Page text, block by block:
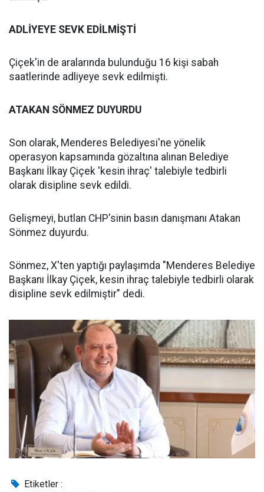
ADLİYEYE SEVK EDİLMİŞTİ
Çiçek'in de aralarında bulunduğu 16 kişi sabah
saatlerinde adliyeye sevk edilmişti.
ATAKAN SÖNMEZ DUYURDU
Son olarak, Menderes Belediyesi'ne yönelik
operasyon kapsamında gözaltına alınan Belediye
Başkanı İlkay Çiçek 'kesin ihraç' talebiyle tedbirli
olarak disipline sevk edildi.
Gelişmeyi, butlan CHP'sinin basın danışmanı Atakan
Sönmez duyurdu.
Sönmez, X'ten yaptığı paylaşımda "Menderes Belediye
Başkanı İlkay Çiçek, kesin ihraç talebiyle tedbirli olarak
disipline sevk edilmiştir" dedi.
Etiketler :